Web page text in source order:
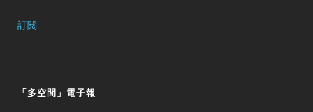
訂閱
「多空間」電子報